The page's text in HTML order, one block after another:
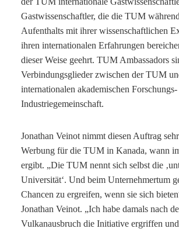
Gastwissenschaftler, die die TUM
Aufenthalts mit ihrer wissenschaftlichen
ihren internationalen Erfahrungen
dieser Weise geehrt. TUM Ambassadors
Verbindungsglieder zwischen der TUM
internationalen akademischen Forschungs-
Industriegemeinschaft.
Jonathan Veinot nimmt diesen Auftrag
Werbung für die TUM in Kanada, wann
ergibt. „Die TUM nennt sich selbst die
Universität‘. Und beim Unternehmertum
Chancen zu ergreifen, wenn sie sich
Jonathan Veinot. „Ich habe damals nach
Vulkanausbruch die Initiative ergriffen